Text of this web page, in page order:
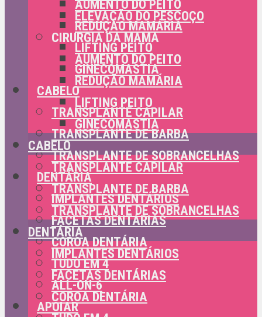
AUMENTO DO PEITO
REDUÇÃO MAMÁRIA
LIFTING PEITO
GINECOMASTIA
CABELO
TRANSPLANTE CAPILAR
TRANSPLANTE DE BARBA
TRANSPLANTE DE SOBRANCELHAS
DENTÁRIA
IMPLANTES DENTÁRIOS
FACETAS DENTÁRIAS
COROA DENTÁRIA
TUDO EM 4
ALL-ON-6
APOIAR
ELEVAÇÃO DO PESCOÇO
CIRURGIA DA MAMA
AUMENTO DO PEITO
REDUÇÃO MAMÁRIA
LIFTING PEITO
GINECOMASTIA
CABELO
TRANSPLANTE CAPILAR
TRANSPLANTE DE BARBA
TRANSPLANTE DE SOBRANCELHAS
DENTÁRIA
IMPLANTES DENTÁRIOS
FACETAS DENTÁRIAS
COROA DENTÁRIA